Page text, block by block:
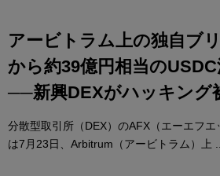
アービトラム上の独自ブ
から約39億円相当のUSDC
──新興DEXがハッキング
分散型取引所（DEX）のAFX（エーエフエ
は7月23日、Arbitrum（アービトラム）上 ...